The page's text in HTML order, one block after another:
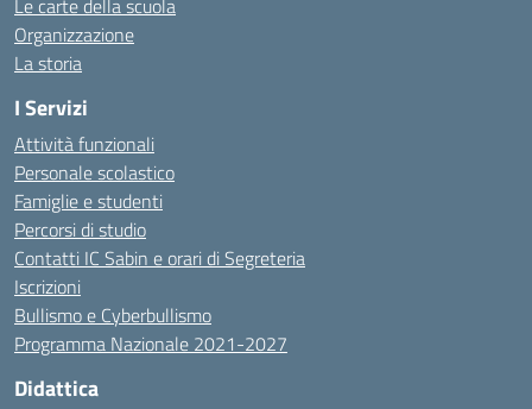
Le carte della scuola
Organizzazione
La storia
I Servizi
Attività funzionali
Personale scolastico
Famiglie e studenti
Percorsi di studio
Contatti IC Sabin e orari di Segreteria
Iscrizioni
Bullismo e Cyberbullismo
Programma Nazionale 2021-2027
Didattica